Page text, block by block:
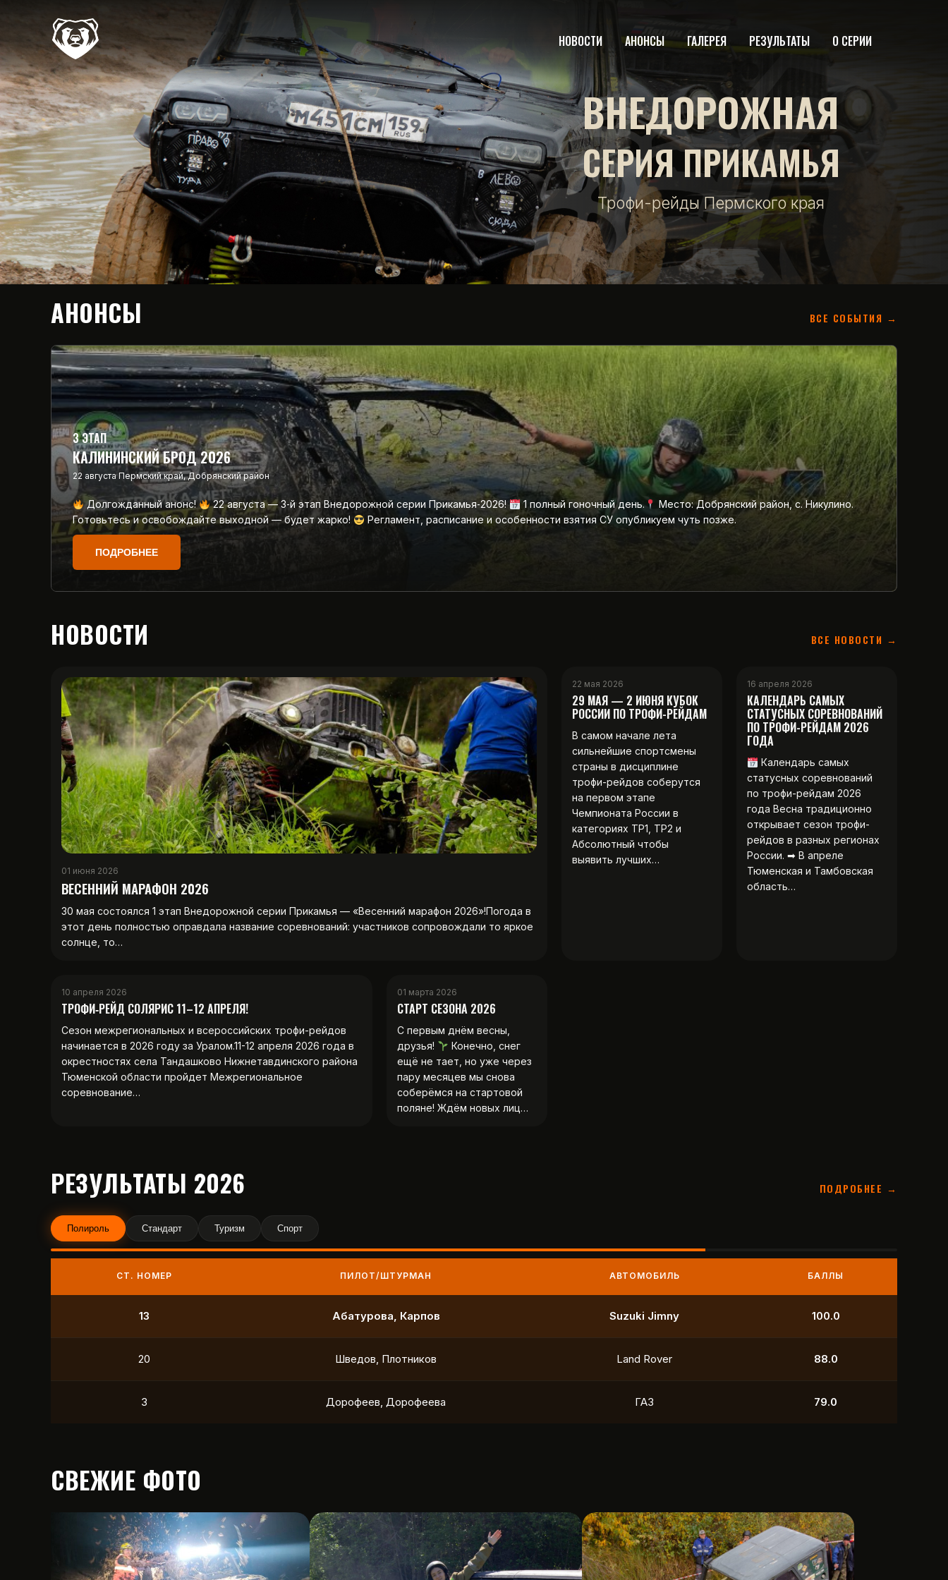
НОВОСТИ АНОНСЫ ГАЛЕРЕЯ РЕЗУЛЬТАТЫ О СЕРИИ
ВНЕДОРОЖНАЯ
СЕРИЯ ПРИКАМЬЯ
Трофи-рейды Пермского края
АНОНСЫ ВСЕ СОБЫТИЯ →
3 ЭТАП
КАЛИНИНСКИЙ БРОД 2026
22 августа Пермский край, Добрянский район
Долгожданный анонс! 22 августа — 3‑й этап Внедорожной серии Прикамья‑2026! 1 полный гоночный день.
Место: Добрянский район, с. Никулино.
Готовьтесь и освобождайте выходной — будет жарко!
Регламент, расписание и особенности взятия СУ опубликуем чуть позже.
ПОДРОБНЕЕ
НОВОСТИ ВСЕ НОВОСТИ →
01 июня 2026
ВЕСЕННИЙ МАРАФОН 2026
30 мая состоялся 1 этап Внедорожной серии Прикамья — «Весенний марафон 2026»!Погода в
этот день полностью оправдала название соревнований: участников сопровождали то яркое
солнце, то…
22 мая 2026
29 МАЯ — 2 ИЮНЯ КУБОК
РОССИИ ПО ТРОФИ-РЕЙДАМ
В самом начале лета
сильнейшие спортсмены
страны в дисциплине
трофи-рейдов соберутся
на первом этапе
Чемпионата России в
категориях ТР1, ТР2 и
Абсолютный чтобы
выявить лучших…
16 апреля 2026
КАЛЕНДАРЬ САМЫХ
СТАТУСНЫХ СОРЕВНОВАНИЙ
ПО ТРОФИ-РЕЙДАМ 2026
ГОДА
Календарь самых
статусных соревнований
по трофи-рейдам 2026
года Весна традиционно
открывает сезон трофи-
рейдов в разных регионах
России. ➡ В апреле
Тюменская и Тамбовская
область…
10 апреля 2026
ТРОФИ‑РЕЙД СОЛЯРИС 11–12 АПРЕЛЯ!
Сезон межрегиональных и всероссийских трофи-рейдов
начинается в 2026 году за Уралом.11-12 апреля 2026 года в
окрестностях села Тандашково Нижнетавдинского района
Тюменской области пройдет Межрегиональное
соревнование…
01 марта 2026
СТАРТ СЕЗОНА 2026
С первым днём весны,
друзья!
Конечно, снег
ещё не тает, но уже через
пару месяцев мы снова
соберёмся на стартовой
поляне! Ждём новых лиц…
РЕЗУЛЬТАТЫ 2026 ПОДРОБНЕЕ →
Полироль Стандарт Туризм Спорт
СТ. НОМЕР ПИЛОТ/ШТУРМАН АВТОМОБИЛЬ БАЛЛЫ
9 Маслов, Ходько УАЗ 250.0
21 Чистяков, Петухов УАЗ 211.0
12 Охотников, Фердман Toyota 118.5
СВЕЖИЕ ФОТО